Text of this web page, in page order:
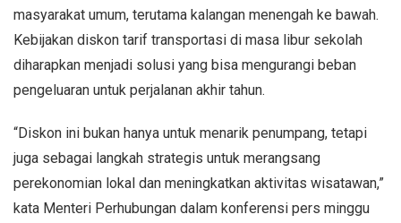
masyarakat umum, terutama kalangan menengah ke bawah.
Kebijakan diskon tarif transportasi di masa libur sekolah
diharapkan menjadi solusi yang bisa mengurangi beban
pengeluaran untuk perjalanan akhir tahun.
“Diskon ini bukan hanya untuk menarik penumpang, tetapi
juga sebagai langkah strategis untuk merangsang
perekonomian lokal dan meningkatkan aktivitas wisatawan,”
kata Menteri Perhubungan dalam konferensi pers minggu